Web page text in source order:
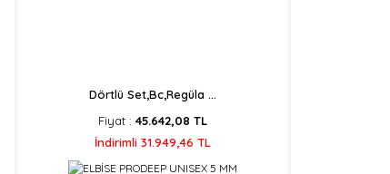
Dörtlü Set,Bc,Regüla ...
Fiyat : 45.642,08 TL
İndirimli 31.949,46 TL